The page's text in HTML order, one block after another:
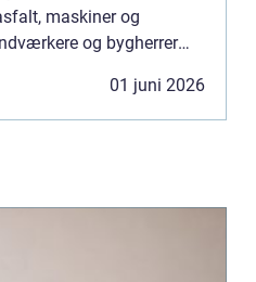
maskiner og
og bygherrer
01 juni 2026